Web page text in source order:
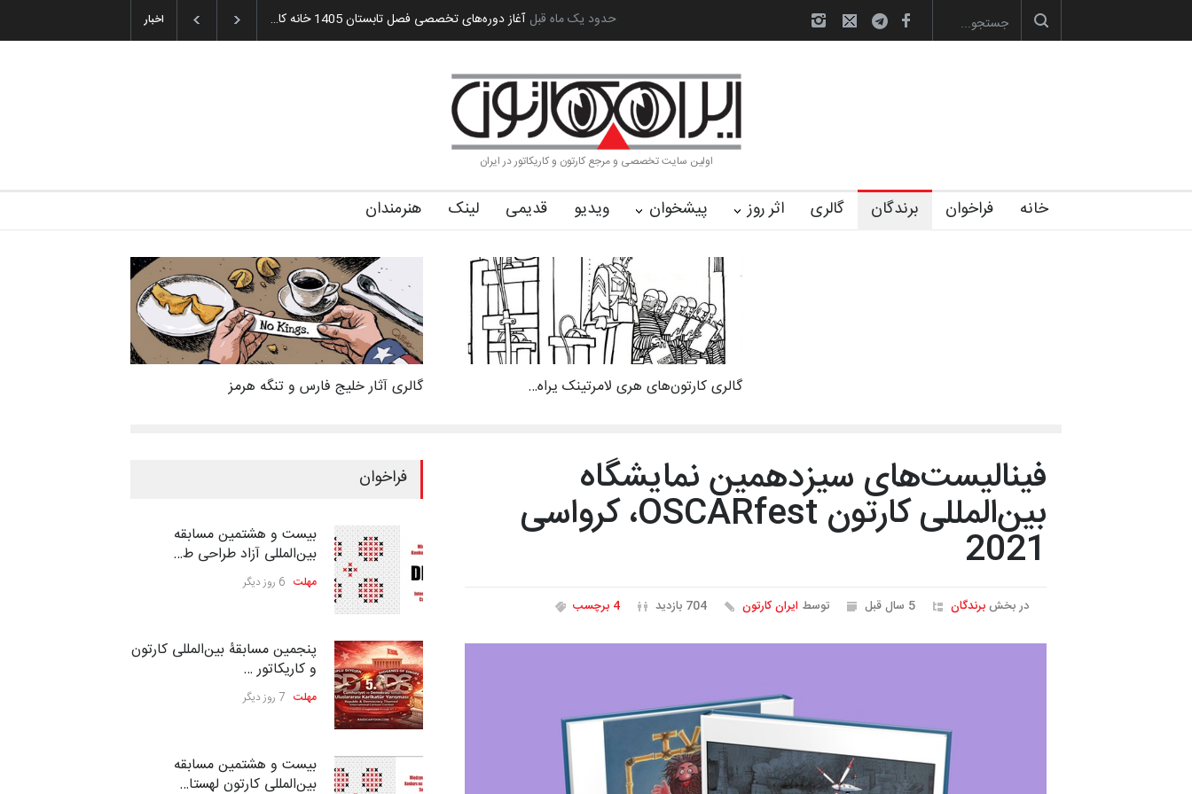
اخبار
آغاز دوره‌های تخصصی فصل تابستان 1405 خانه کا… گزارش تصویری آیین اختتامیه و اهدای جوایز سوم… به یاد اردوغان باشول (۱۹۳۶–۲۰۲۶) لیست شرکت کنندگان یازدهمین جشنواره بین‌المل… حدود یک ماه قبل
اولین سایت تخصصی و مرجع کارتون و کاریکاتور در ایران
خانه فراخوان برندگان گالری اثر روز پیشخوان ویدیو قدیمی لینک هنرمندان
گالری آثار خلیج فارس و تنگه هرمز گالری کارتون‌های هری لامرتینک یراه…
فینالیست‌های سیزدهمین نمایشگاه
بین‌المللی کارتون OSCARfest، کرواسی
2021
در بخشبرندگان 5 سال قبل توسط ایران کارتون 704 بازدید 4 برچسب
فراخوان
بیست و هشتمین مسابقه
بین‌المللی آزاد طراحی ط…
مهلت 6 روز دیگر
پنجمین مسابقۀ بین‌المللی کارتون
و کاریکاتور …
مهلت 7 روز دیگر
بیست و هشتمین مسابقه
بین‌المللی کارتون لهستا…